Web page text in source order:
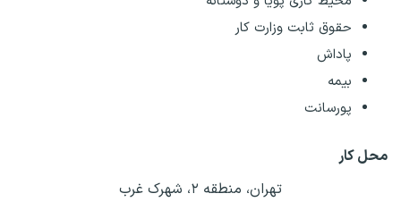
حقوق ثابت وزارت کار
پاداش
بیمه
پورسانت
محل کار
تهران، منطقه ۲، شهرک غرب